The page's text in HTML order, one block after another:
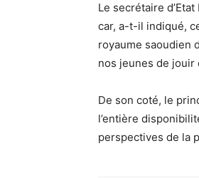
Le secrétaire
car, a-t-il indiqué,
royaume saoudien
nos jeunes de
De son coté, le
l’entière
perspectives de la